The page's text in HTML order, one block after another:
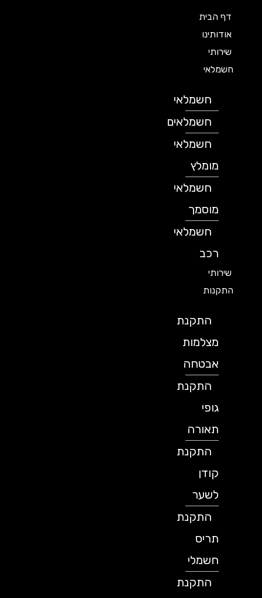
דף הבית
אודותינו
שירותי
חשמלאי
חשמלאי
חשמלאים
חשמלאי
מומלץ
חשמלאי
מוסמך
חשמלאי
שירותי
התקנות
התקנת
מצלמות
אבטחה
התקנת
תאורה
התקנת
לשער
התקנת
תריס
חשמלי
התקנת